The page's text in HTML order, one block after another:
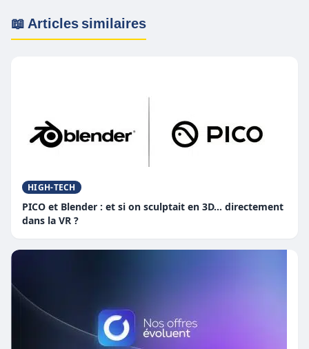
📖 Articles similaires
HIGH-TECH
PICO et Blender : et si on sculptait en 3D… directement
dans la VR ?